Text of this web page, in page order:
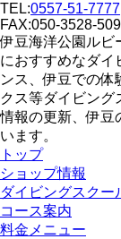
TEL:0557-51-7777
FAX:050-3528-
伊豆海洋公園ルビ
におすすめなダイ
ンス、伊豆での体
クス等ダイビン
情報の更新、伊豆
います。
トップ
ショップ情報
ダイビングスクー
コース案内
料金メニュー